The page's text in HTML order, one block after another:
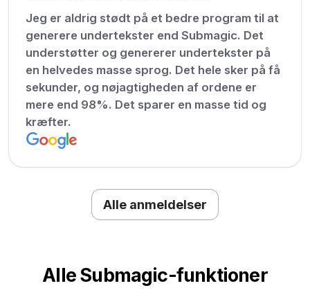
Jeg er aldrig stødt på et bedre program til at
generere undertekster end Submagic. Det
understøtter og genererer undertekster på
en helvedes masse sprog. Det hele sker på få
sekunder, og nøjagtigheden af ordene er
mere end 98%. Det sparer en masse tid og
kræfter.
Alle anmeldelser
Alle Submagic-funktioner